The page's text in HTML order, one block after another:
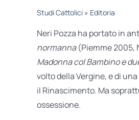
Studi Cattolici» Editoria
Neri Pozza ha portato in
normanna(Piemme 2005,
Madonna col Bambino e
volto della Vergine, e di
il Rinascimento. Ma
ossessione.